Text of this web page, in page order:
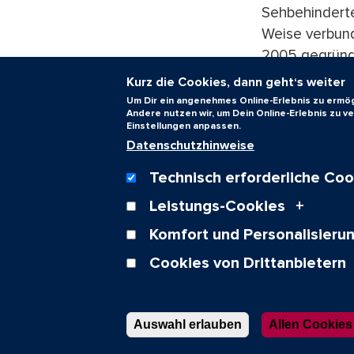
Weise
2005
Ruprecht
„Alterswerk“
Uhthoff
Text: Dr.
Über uns
Kurz die Cookies, dann geht‘s weiter
Um Dir ein angenehmes Online-Erlebnis zu
Andere nutzen wir, um Dein Online-Erlebnis
Einstellungen anpassen.
Datenschutzhinweise
Technisch erforderliche
Leistungs-Cookies
Komfort und
Cookies von Drittanbietern
Auswahl erlauben Allen